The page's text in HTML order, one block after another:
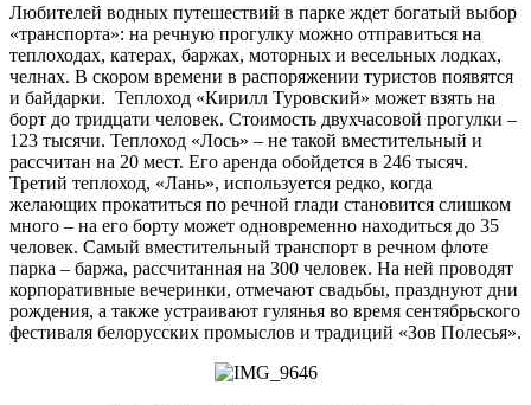
Любителей водных путешествий в парке ждет богатый выбор
«транспорта»: на речную прогулку можно отправиться на
теплоходах, катерах, баржах, моторных и весельных лодках,
челнах. В скором времени в распоряжении туристов появятся
и байдарки. Теплоход «Кирилл Туровский» может взять на
борт до тридцати человек. Стоимость двухчасовой прогулки –
123 тысячи. Теплоход «Лось» – не такой вместительный и
рассчитан на 20 мест. Его аренда обойдется в 246 тысяч.
Третий теплоход, «Лань», используется редко, когда
желающих прокатиться по речной глади становится слишком
много – на его борту может одновременно находиться до 35
человек. Самый вместительный транспорт в речном флоте
парка – баржа, рассчитанная на 300 человек. На ней проводят
корпоративные вечеринки, отмечают свадьбы, празднуют дни
рождения, а также устраивают гулянья во время сентябрьского
фестиваля белорусских промыслов и традиций «Зов Полесья».